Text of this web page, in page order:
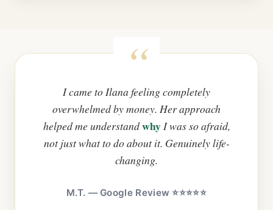
I came to Ilana feeling completely
overwhelmed by money. Her approach
helped me understandwhyI was so afraid,
not just what to do about it. Genuinely life-
changing.
M.T. — Google Review ⭐⭐⭐⭐⭐